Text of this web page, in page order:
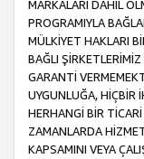
MARKALARI DAHİL
PROGRAMIYLA
MÜLKİYET HAKLARI
BAĞLI
GARANTİ
UYGUNLUĞA, HİÇBİR
HERHANGİ BİR
ZAMANLARDA
KAPSAMINI VEYA